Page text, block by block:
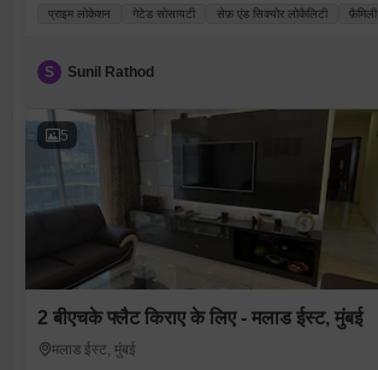
प्राइम लोकेशन गेटेड सोसायटी सेफ़ एंड सिक्योर लोकैलिटी फ़ैमिली
S Sunil Rathod
5
2 बीएचके फ्लैट किराए के लिए - मलाड ईस्ट, मुंबई
मलाड ईस्ट, मुंबई